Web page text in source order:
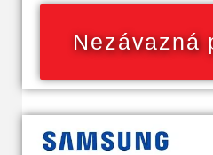
Nezávazná